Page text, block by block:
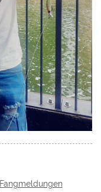
Fangmeldungen